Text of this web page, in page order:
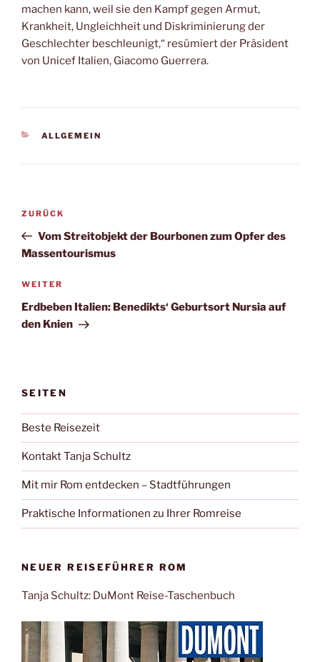
machen kann, weil sie den Kampf gegen Armut,
Krankheit, Ungleichheit und Diskriminierung der
Geschlechter beschleunigt,“ resümiert der Präsident
von Unicef Italien, Giacomo Guerrera.
KATEGORIEN
ALLGEMEIN
Beitragsnavigation
Vorheriger
Beitrag
ZURÜCK
Vom Streitobjekt der Bourbonen zum Opfer des
Massentourismus
Nächster
Beitrag
WEITER
Erdbeben Italien: Benedikts‘ Geburtsort Nursia auf
den Knien
SEITEN
Beste Reisezeit
Kontakt Tanja Schultz
Mit mir Rom entdecken – Stadtführungen
Praktische Informationen zu Ihrer Romreise
NEUER REISEFÜHRER ROM
Tanja Schultz: DuMont Reise-Taschenbuch